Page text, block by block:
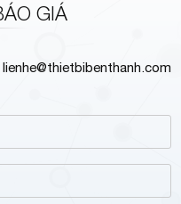
GIÁ
lienhe@thietbibenthanh.com